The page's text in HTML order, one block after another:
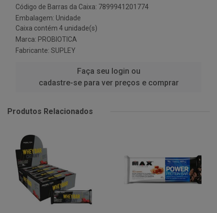
Código de Barras da Caixa: 7899941201774
Embalagem: Unidade
Caixa contém 4 unidade(s)
Marca: PROBIOTICA
Fabricante: SUPLEY
Faça seu login ou
cadastre-se para ver preços e comprar
Produtos Relacionados